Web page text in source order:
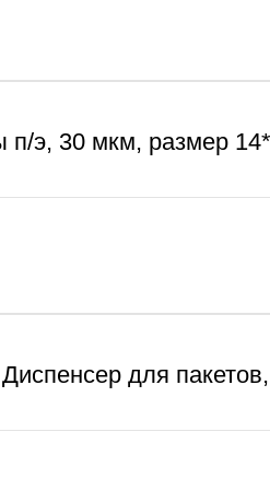
п/э, 30 мкм, размер
Диспенсер для